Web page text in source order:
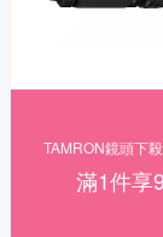
TAMRON鏡頭下
滿1件享